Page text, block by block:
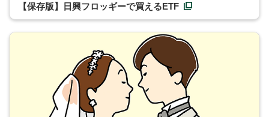
【保存版】日興フロッギーで買えるETF